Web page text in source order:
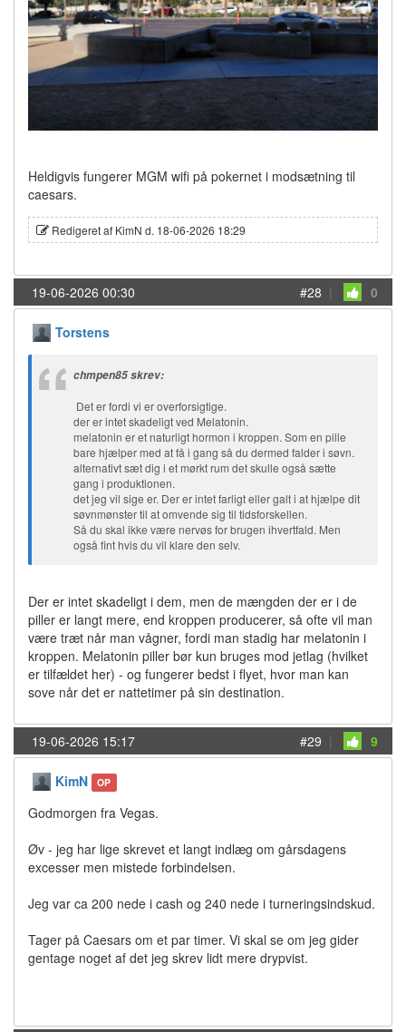
Heldigvis fungerer MGM wifi på pokernet i modsætning til
caesars.
Redigeret af KimN d. 18-06-2026 18:29
19-06-2026 00:30 #28 | 0
Torstens
chmpen85 skrev:
Det er fordi vi er overforsigtige.
der er intet skadeligt ved Melatonin.
melatonin er et naturligt hormon i kroppen. Som en pille
bare hjælper med at få i gang så du dermed falder i søvn.
alternativt sæt dig i et mørkt rum det skulle også sætte
gang i produktionen.
det jeg vil sige er. Der er intet farligt eller galt i at hjælpe dit
søvnmønster til at omvende sig til tidsforskellen.
Så du skal ikke være nervøs for brugen ihvertfald. Men
også fint hvis du vil klare den selv.
Der er intet skadeligt i dem, men de mængden der er i de
piller er langt mere, end kroppen producerer, så ofte vil man
være træt når man vågner, fordi man stadig har melatonin i
kroppen. Melatonin piller bør kun bruges mod jetlag (hvilket
er tilfældet her) - og fungerer bedst i flyet, hvor man kan
sove når det er nattetimer på sin destination.
19-06-2026 15:17 #29 | 9
KimN OP
Godmorgen fra Vegas.
Øv - jeg har lige skrevet et langt indlæg om gårsdagens
excesser men mistede forbindelsen.
Jeg var ca 200 nede i cash og 240 nede i turneringsindskud.
Tager på Caesars om et par timer. Vi skal se om jeg gider
gentage noget af det jeg skrev lidt mere drypvist.